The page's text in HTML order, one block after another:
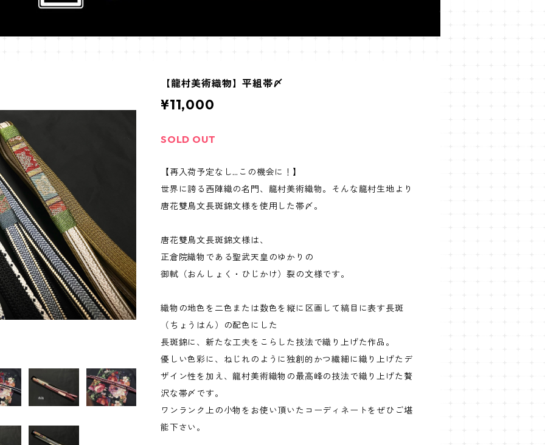
【龍村美術織物】平組帯〆
¥11,000
SOLD OUT
【再入荷予定なし…この機会に！】
世界に誇る西陣織の名門、龍村美術織物。そんな龍村生地より
唐花雙鳥文長斑錦文様を使用した帯〆。
唐花雙鳥文長斑錦文様は、
正倉院織物である聖武天皇のゆかりの
御軾（おんしょく・ひじかけ）裂の文様です。
織物の地色を二色または数色を縦に区画して縞目に表す長斑
（ちょうはん）の配色にした
長斑錦に、新たな工夫をこらした技法で織り上げた作品。
優しい色彩に、ねじれのように独創的かつ繊細に織り上げたデ
ザイン性を加え、龍村美術織物の最高峰の技法で織り上げた贅
沢な帯〆です。
ワンランク上の小物をお使い頂いたコーディネートをぜひご堪
能下さい。